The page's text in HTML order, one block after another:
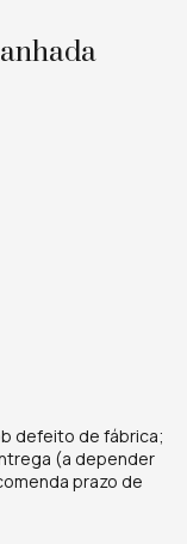
defeito de fábrica;
(a depender
prazo de